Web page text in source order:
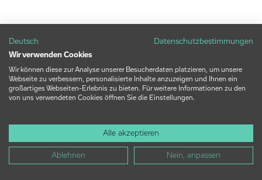
Deutsch
Datenschutzbestimmungen
Wir verwenden Cookies
Wir können diese zur Analyse unserer Besucherdaten platzieren, um unsere
Webseite zu verbessern, personalisierte Inhalte anzuzeigen und Ihnen ein
großartiges Webseiten-Erlebnis zu bieten. Für weitere Informationen zu den
von uns verwendeten Cookies öffnen Sie die Einstellungen.
Alle akzeptieren
Ablehnen Nein, anpassen